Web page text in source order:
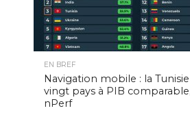
EN BREF
Navigation mobile : la
vingt pays à PIB
nPerf